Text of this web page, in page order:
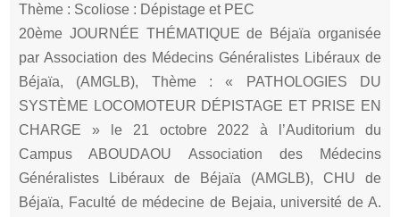
Thème : Scoliose : Dépistage et PEC
20ème JOURNÉE THÉMATIQUE de Béjaïa organisée
par Association des Médecins Généralistes Libéraux de
Béjaïa, (AMGLB), Thème : « PATHOLOGIES DU
SYSTÈME LOCOMOTEUR DÉPISTAGE ET PRISE EN
CHARGE » le 21 octobre 2022 à l’Auditorium du
Campus ABOUDAOU Association des Médecins
Généralistes Libéraux de Béjaïa (AMGLB), CHU de
Béjaïa, Faculté de médecine de Bejaia, université de A.